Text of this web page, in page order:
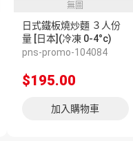
無圖
日式鐵板燒炒麵 ３人份
量 [日本](冷凍 0-4°c)
pns-promo-104084
$195.00
加入購物車